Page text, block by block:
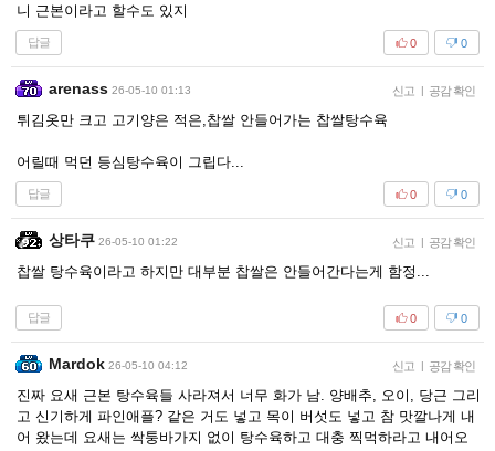
니 근본이라고 할수도 있지
답글 0
0
arenass 26-05-10 01:13 신고 공감 확인
튀김옷만 크고 고기양은 적은,찹쌀 안들어가는 찹쌀탕수육
어릴때 먹던 등심탕수육이 그립다...
답글 0
0
상타쿠 26-05-10 01:22 신고 공감 확인
찹쌀 탕수육이라고 하지만 대부분 찹쌀은 안들어간다는게 함정...
답글 0
0
Mardok 26-05-10 04:12 신고 공감 확인
진짜 요새 근본 탕수육들 사라져서 너무 화가 남. 양배추, 오이, 당근 그리
고 신기하게 파인애플? 같은 거도 넣고 목이 버섯도 넣고 참 맛깔나게 내
어 왔는데 요새는 싹퉁바가지 없이 탕수육하고 대충 찍먹하라고 내어오